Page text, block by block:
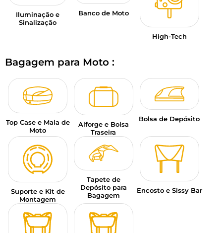
Iluminação e
Sinalização
Banco de Moto
High-Tech
Bagagem para Moto :
Top Case e Mala de
Moto
Alforge e Bolsa
Traseira
Bolsa de Depósito
Suporte e Kit de
Montagem
Tapete de
Depósito para
Bagagem
Encosto e Sissy Bar